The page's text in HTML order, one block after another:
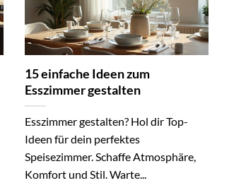
15 einfache Ideen zum
Esszimmer gestalten
Esszimmer gestalten? Hol dir Top-
Ideen für dein perfektes
Speisezimmer. Schaffe Atmosphäre,
Komfort und Stil. Warte...